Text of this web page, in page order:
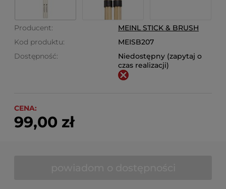
Producent:
MEINL STICK & BRUSH
Kod produktu:
MEISB207
Dostępność:
Niedostępny (zapytaj o
czas realizacji)
CENA:
99,00 zł